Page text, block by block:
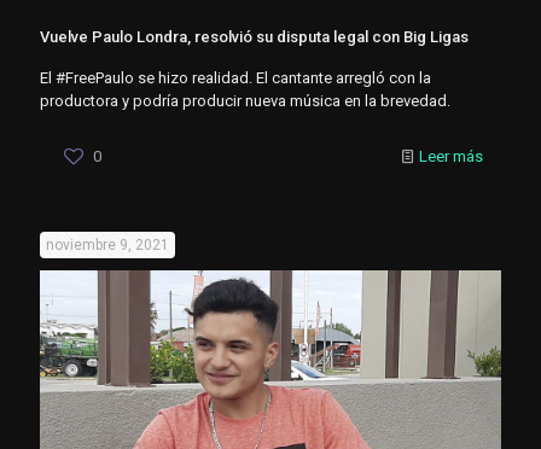
Vuelve Paulo Londra, resolvió su disputa legal con Big Ligas
El #FreePaulo se hizo realidad. El cantante arregló con la
productora y podría producir nueva música en la brevedad.
0 Leer más
noviembre 9, 2021